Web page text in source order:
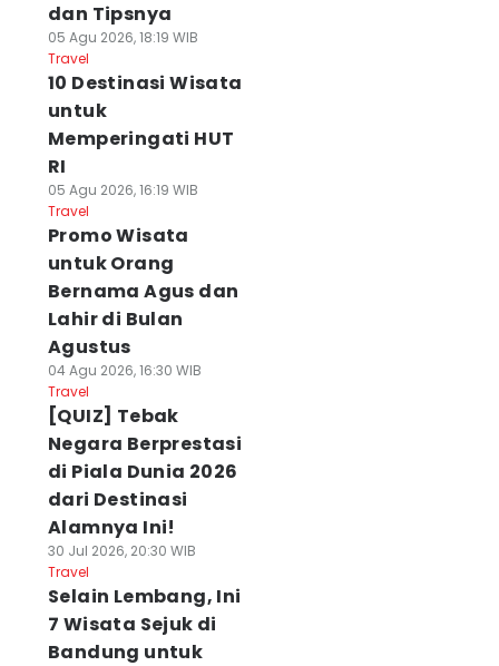
dan Tipsnya
05 Agu 2026, 18:19 WIB
Travel
10 Destinasi Wisata
untuk
Memperingati HUT
RI
05 Agu 2026, 16:19 WIB
Travel
Promo Wisata
untuk Orang
Bernama Agus dan
Lahir di Bulan
Agustus
04 Agu 2026, 16:30 WIB
Travel
[QUIZ] Tebak
Negara Berprestasi
di Piala Dunia 2026
dari Destinasi
Alamnya Ini!
30 Jul 2026, 20:30 WIB
Travel
Selain Lembang, Ini
7 Wisata Sejuk di
Bandung untuk